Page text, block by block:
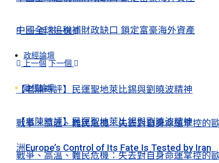
上一個 下一個
政經論壇
【老陳時評】民運聖地萊比錫與劉曉波精神
戰爭、高溫、難民危機：失去對自身命運掌控的
洲Europe’s Control of Its Fate Is Tested by Iran
中國全球追稅補財政缺口 鎖定富豪海外資產
上一個 下一個
政經論壇
【老陳時評】民運聖地萊比錫與劉曉波精神
戰爭、高溫、難民危機：失去對自身命運掌控的